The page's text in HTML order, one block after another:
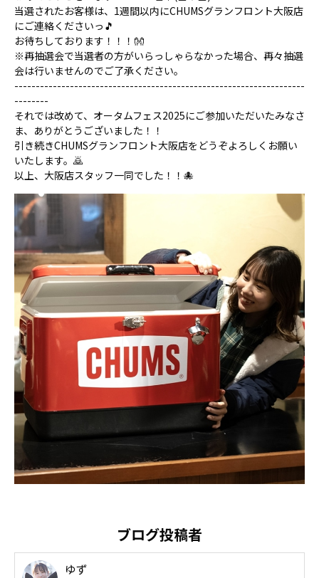
当選されたお客様は、1週間以内にCHUMSグランフロント大阪店
にご連絡くださいっ🎵
お待ちしております！！！👐
※再抽選会で当選者の方がいらっしゃらなかった場合、再々抽選
会は行いませんのでご了承ください。
--------------------------------------------------------------------
--------
それでは改めて、オータムフェス2025にご参加いただいたみなさ
ま、ありがとうございました！！
引き続きCHUMSグランフロント大阪店をどうぞよろしくお願い
いたします。🙇
以上、大阪店スタッフ一同でした！！🐙
ブログ投稿者
ゆず